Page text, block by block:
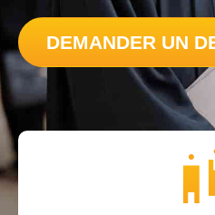
DEMANDER UN